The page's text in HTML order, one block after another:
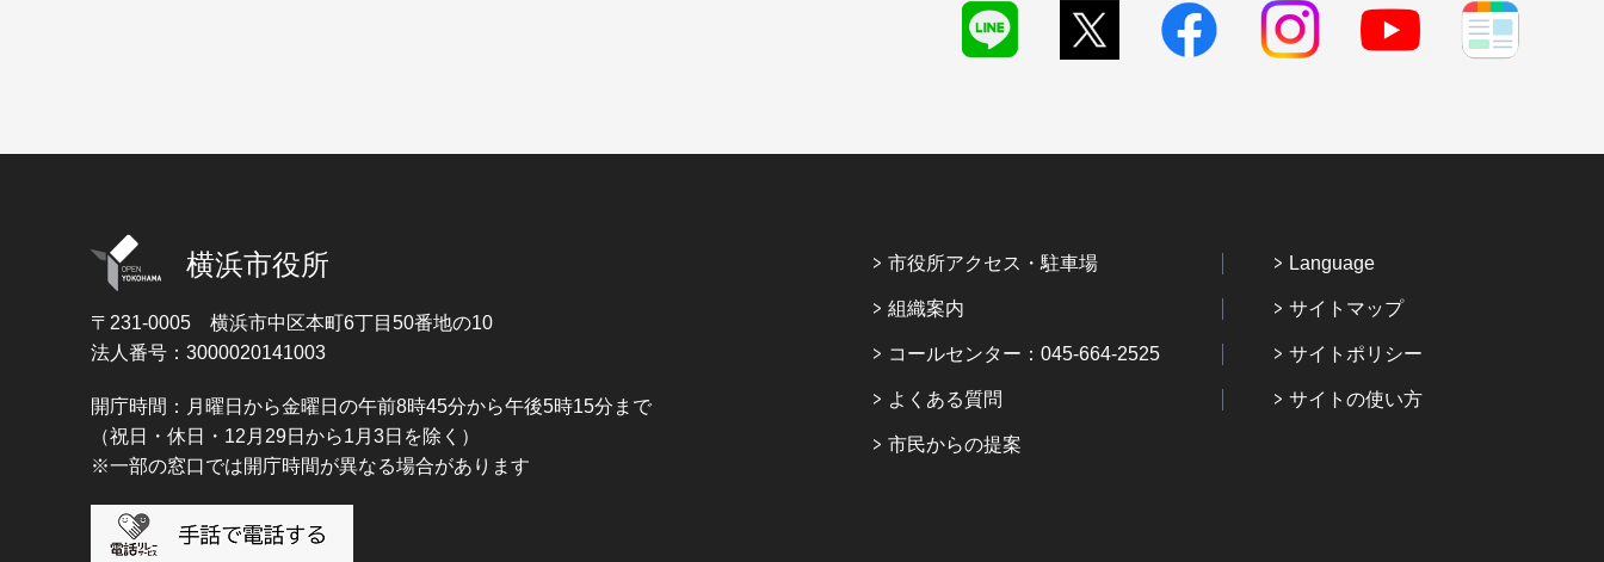
横浜市役所
〒231-0005 横浜市中区本町6丁目50番地の10
法人番号：3000020141003
開庁時間：月曜日から金曜日の午前8時45分から午後5時15分まで
（祝日・休日・12月29日から1月3日を除く）
※一部の窓口では開庁時間が異なる場合があります
市役所アクセス・駐車場
組織案内
コールセンター：045-664-2525
よくある質問
市民からの提案
Language
サイトマップ
サイトポリシー
サイトの使い方